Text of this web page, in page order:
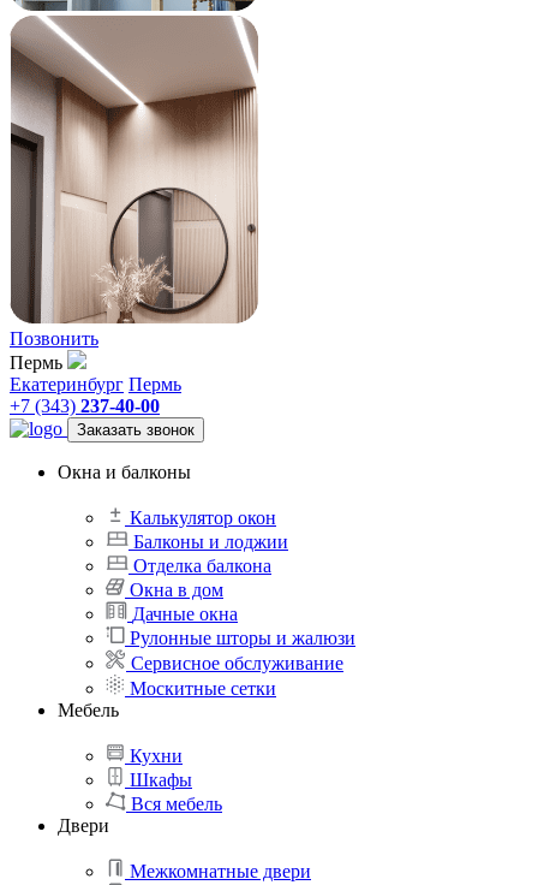
Позвонить
Пермь
Екатеринбург Пермь
+7 (343) 237-40-00
Заказать звонок
Окна и балконы
Калькулятор окон
Балконы и лоджии
Отделка балкона
Окна в дом
Дачные окна
Рулонные шторы и жалюзи
Сервисное обслуживание
Москитные сетки
Мебель
Кухни
Шкафы
Вся мебель
Двери
Межкомнатные двери